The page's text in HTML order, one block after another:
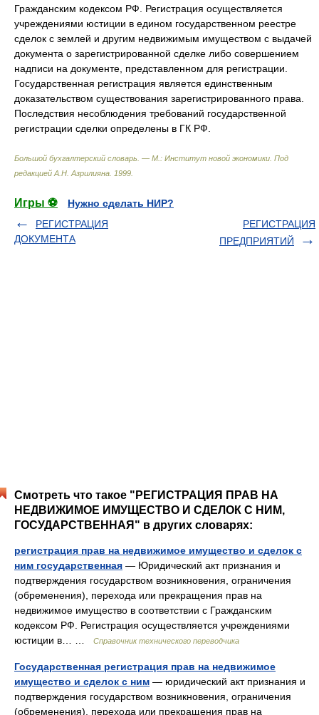
Гражданским кодексом РФ. Регистрация осуществляется
учреждениями юстиции в едином государственном реестре
сделок с землей и другим недвижимым имуществом с выдачей
документа о зарегистрированной сделке либо совершением
надписи на документе, представленном для регистрации.
Государственная регистрация является единственным
доказательством существования зарегистрированного права.
Последствия несоблюдения требований государственной
регистрации сделки определены в ГК РФ.
Большой бухгалтерский словарь. — М.: Институт новой экономики Под
редакцией А.Н. Азрилияна 1999
Игры ⚽
Нужно сделать НИР?
РЕГИСТРАЦИЯ
ДОКУМЕНТА
РЕГИСТРАЦИЯ
ПРЕДПРИЯТИЙ
Смотреть что такое "РЕГИСТРАЦИЯ ПРАВ НА
НЕДВИЖИМОЕ ИМУЩЕСТВО И СДЕЛОК С НИМ,
ГОСУДАРСТВЕННАЯ" в других словарях:
регистрация прав на недвижимое имущество и сделок с
ним государственная — Юридический акт признания и
подтверждения государством возникновения, ограничения
(обременения), перехода или прекращения прав на
недвижимое имущество в соответствии с Гражданским
кодексом РФ. Регистрация осуществляется учреждениями
юстиции в… …
Справочник технического переводчика
Государственная регистрация прав на недвижимое
имущество и сделок с ним — юридический акт признания и
подтверждения государством возникновения, ограничения
(обременения), перехода или прекращения прав на